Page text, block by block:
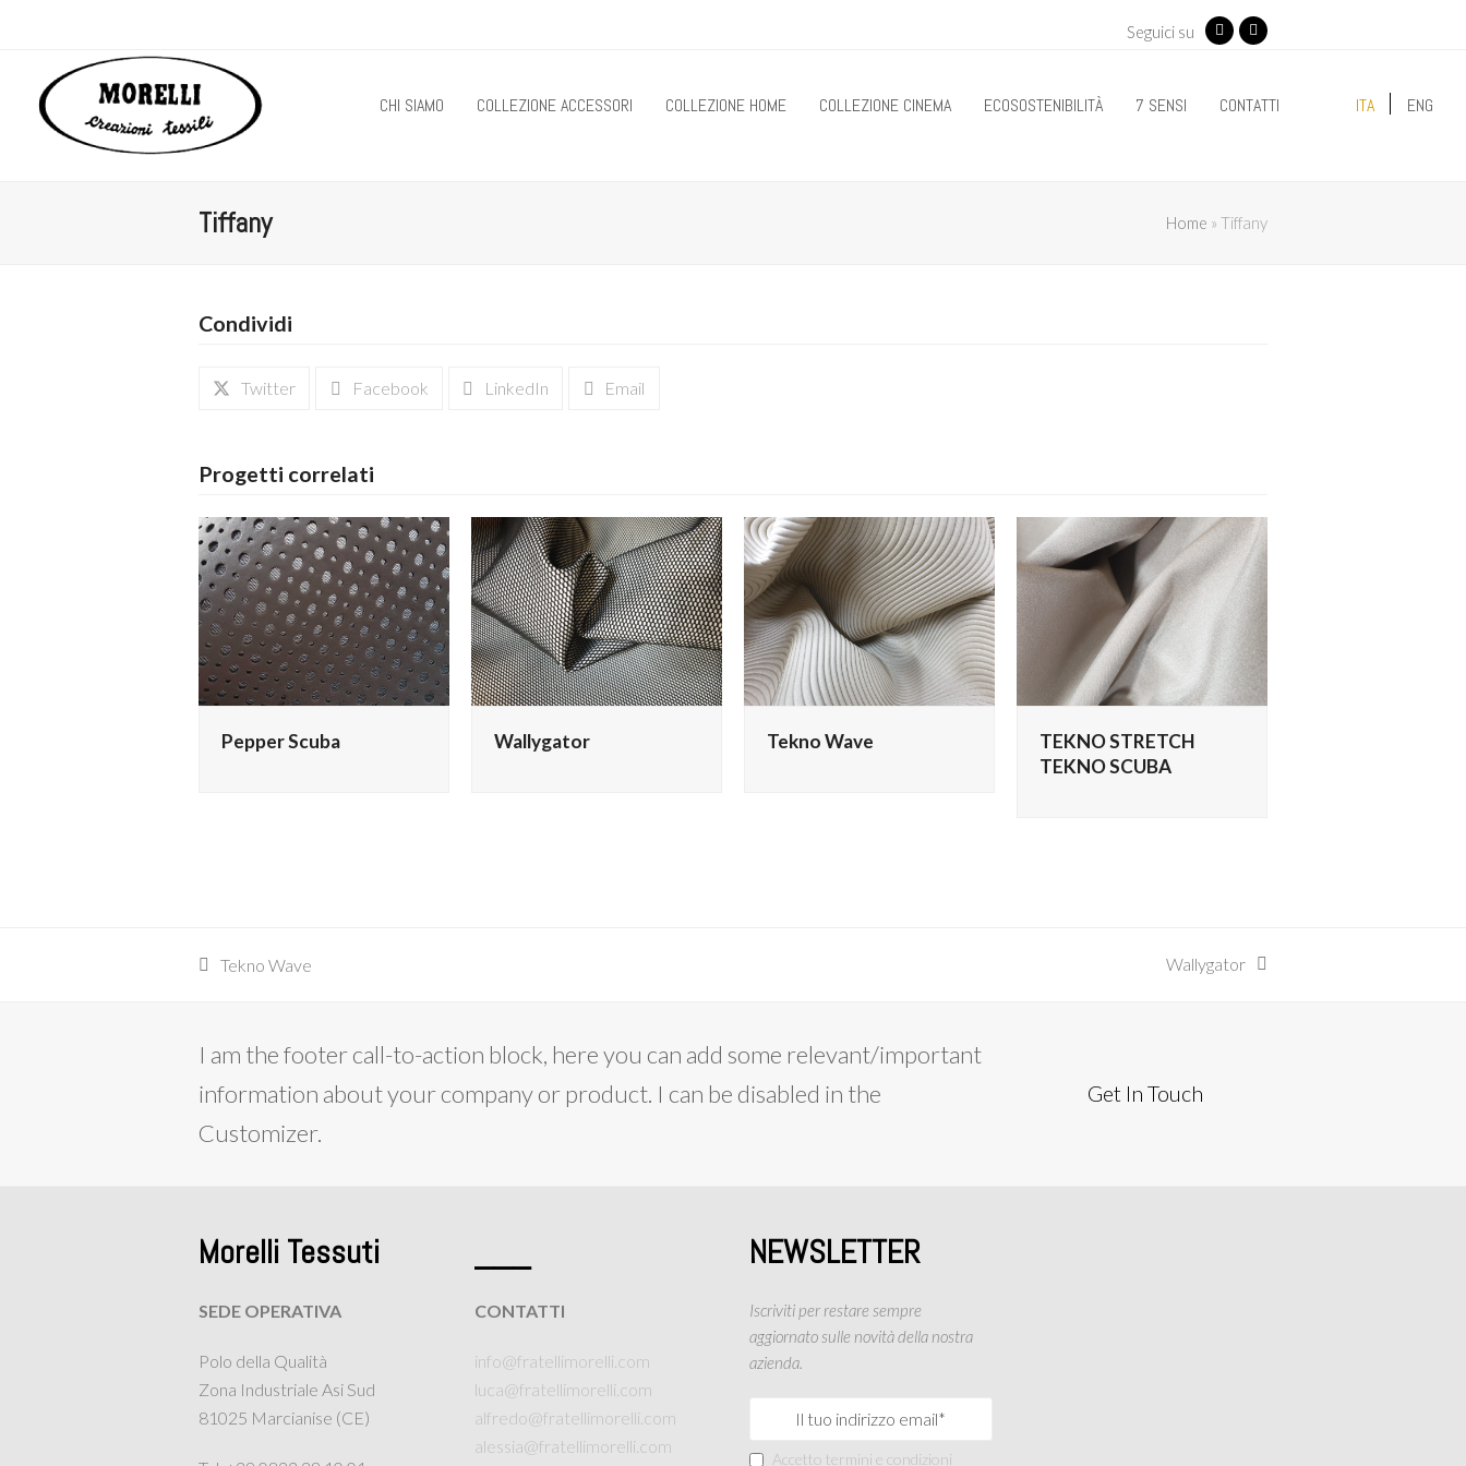
Seguici su FacebookInstagram
CHI SIAMO COLLEZIONE ACCESSORI COLLEZIONE HOME COLLEZIONE CINEMA ECOSOSTENIBILITÀ 7 SENSI CONTATTI ITA ENG
Tiffany Home » Tiffany
Condividi
Twitter Facebook LinkedIn Email
Progetti correlati
Pepper Scuba Wallygator Tekno Wave
TEKNO STRETCH
TEKNO SCUBA
post
Tekno Wave
articolo
Wallygator
I am the footer call-to-action block, here you can add some relevant/important
information about your company or product. I can be disabled in the
Customizer.
Get In Touch
Morelli Tessuti
SEDE OPERATIVA
Polo della Qualità
Zona Industriale Asi Sud
81025 Marcianise (CE)
CONTATTI
info@fratellimorelli.com
luca@fratellimorelli.com
alfredo@fratellimorelli.com
alessia@fratellimorelli.com
NEWSLETTER
Iscriviti per restare sempre
aggiornato sulle novità della nostra
azienda.
Accetto termini e condizioni